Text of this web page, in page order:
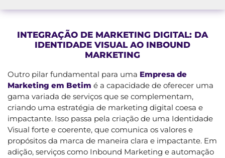
INTEGRAÇÃO DE MARKETING DIGITAL: DA
IDENTIDADE VISUAL AO INBOUND
MARKETING
Outro pilar fundamental para uma Empresa de
Marketing em Betim é a capacidade de oferecer uma
gama variada de serviços que se complementam,
criando uma estratégia de marketing digital coesa e
impactante. Isso passa pela criação de uma Identidade
Visual forte e coerente, que comunica os valores e
propósitos da marca de maneira clara e impactante. Em
adição, serviços como Inbound Marketing e automação